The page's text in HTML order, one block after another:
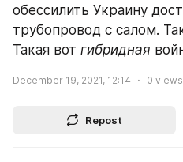
обессилить Украину
трубопровод с салом.
Такая вот гибридная
December 19, 2021, 12:14 0 views
Repost